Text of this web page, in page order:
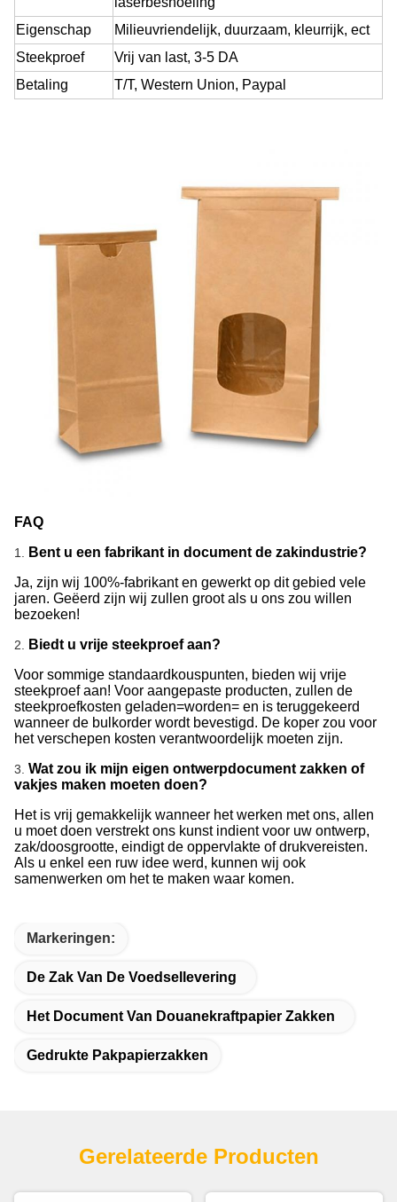
Eigenschap
Milieuvriendelijk, duurzaam, kleurrijk, ect
Steekproef
Vrij van last, 3-5 DA
Betaling
T/T, Western Union, Paypal
FAQ
1.
Bent u een fabrikant in document de zakindustrie?
Ja, zijn wij 100%-fabrikant en gewerkt op dit gebied vele
jaren. Geëerd zijn wij zullen groot als u ons zou willen
bezoeken!
2.
Biedt u vrije steekproef aan?
Voor sommige standaardkouspunten, bieden wij vrije
steekproef aan! Voor aangepaste producten, zullen de
steekproefkosten geladen=worden= en is teruggekeerd
wanneer de bulkorder wordt bevestigd. De koper zou voor
het verschepen kosten verantwoordelijk moeten zijn.
3. Wat zou ik mijn eigen ontwerpdocument zakken of
vakjes maken moeten doen?
Het is vrij gemakkelijk wanneer het werken met ons, allen
u moet doen verstrekt ons kunst indient voor uw ontwerp,
zak/doosgrootte, eindigt de oppervlakte of drukvereisten.
Als u enkel een ruw idee werd, kunnen wij ook
samenwerken om het te maken waar komen.
Markeringen:
De Zak Van De Voedsellevering
Het Document Van Douanekraftpapier Zakken
Gedrukte Pakpapierzakken
Gerelateerde Producten